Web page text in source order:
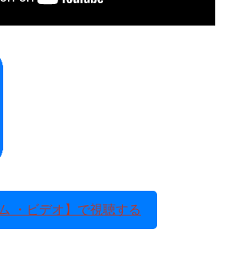
・ビデオ】で視聴する